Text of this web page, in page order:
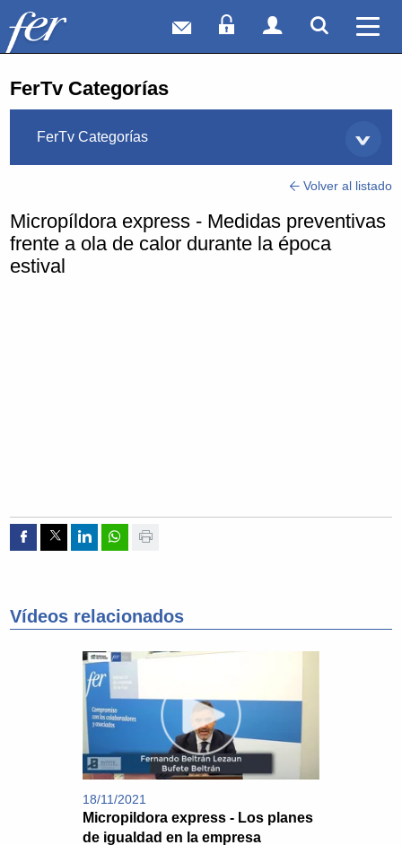
Correo webAcceso Socios
Acceso
FerTv Categorías
FerTv Categorías
Volver al listado
Micropíldora express - Medidas preventivas
frente a ola de calor durante la época
estival
Compartir por Facebook
Compartir por Twitter
Compartir por Linkedin
Compartir por whatsapp
Imprimir
Vídeos relacionados
18/11/2021
Micropildora express - Los planes
de igualdad en la empresa